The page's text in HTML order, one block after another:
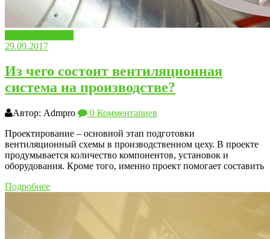
29.09.2017
Из чего состоит вентиляционная
система на производстве?
Автор: Admpro
0 Комментариев
Проектирование – основной этап подготовки
вентиляционный схемы в производственном цеху. В проекте
продумывается количество компонентов, установок и
оборудования. Кроме того, именно проект помогает составить
Подробнее